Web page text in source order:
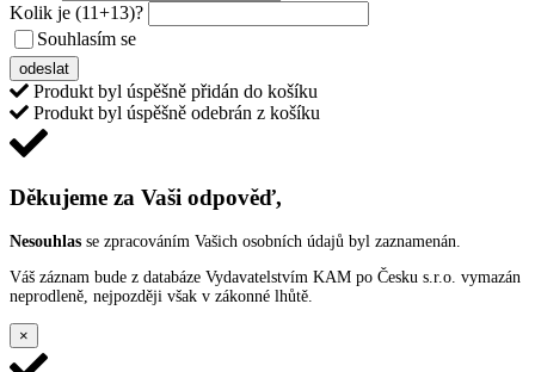
Kolik je (11+13)?
Souhlasím se
odeslat
Produkt byl úspěšně přidán do košíku
Produkt byl úspěšně odebrán z košíku
Děkujeme za Vaši odpověď,
Nesouhlas se zpracováním Vašich osobních údajů byl zaznamenán.
Váš záznam bude z databáze Vydavatelstvím KAM po Česku s.r.o. vymazán
neprodleně, nejpozději však v zákonné lhůtě.
×